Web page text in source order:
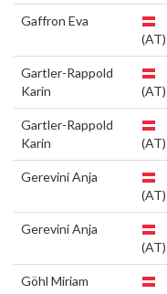
Gaffron Eva
(AT)
Gartler-Rappold
Karin
(AT)
Gartler-Rappold
Karin
(AT)
Gerevini Anja
(AT)
Gerevini Anja
(AT)
Göhl Miriam